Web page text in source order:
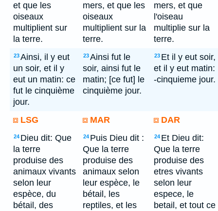
et que les
oiseaux
multiplient sur
la terre.
mers, et que les
oiseaux
multiplient sur la
terre.
mers, et que
l'oiseau
multiplie sur la
terre.
23Ainsi, il y eut
un soir, et il y
eut un matin: ce
fut le cinquième
jour.
23Ainsi fut le
soir, ainsi fut le
matin; [ce fut] le
cinquième jour.
23 Et il y eut soir,
et il y eut matin:
-cinquieme jour.
LSG MAR DAR
24 Dieu dit: Que
la terre
produise des
animaux vivants
selon leur
espèce, du
bétail, des
24 Puis Dieu dit :
Que la terre
produise des
animaux selon
leur espèce, le
bétail, les
reptiles, et les
24 Et Dieu dit:
Que la terre
produise des
etres vivants
selon leur
espece, le
betail, et tout ce